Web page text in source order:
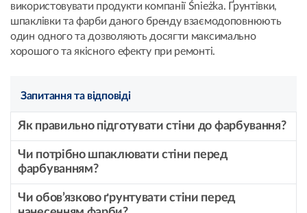
використовувати продукти компанії Śnieżka. Ґрунтівки,
шпаклівки та фарби даного бренду взаємодоповнюють
один одного та дозволяють досягти максимально
хорошого та якісного ефекту при ремонті.
Запитання та відповіді
Як правильно підготувати стіни до фарбування?
Чи потрібно шпаклювати стіни перед
фарбуванням?
Чи обов’язково ґрунтувати стіни перед